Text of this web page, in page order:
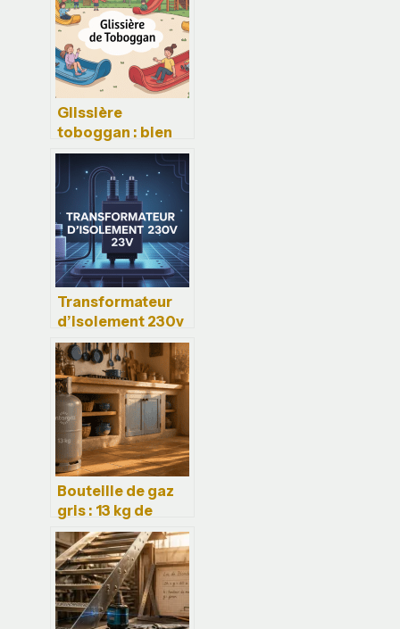
Glissière
toboggan : bien
choisir, installer
et sécuriser votre
équipement
Transformateur
d’isolement 230v
230v : rôle,
usages et critères
de choix
Bouteille de gaz
gris : 13 kg de
butane, 36 heures
d’autonomie et
règles de sécurité
pour votre cuisine